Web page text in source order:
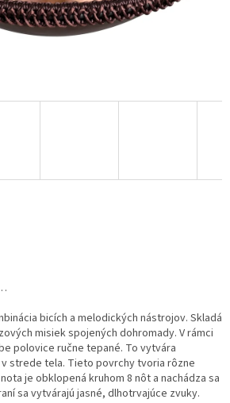
bicích a melodických nástrojov. Skladá
misiek spojených dohromady. V rámci
polovice ručne tepané. To vytvára
strede tela. Tieto povrchy tvoria rôzne
je obklopená kruhom 8 nôt a nachádza sa
sa vytvárajú jasné, dlhotrvajúce zvuky.